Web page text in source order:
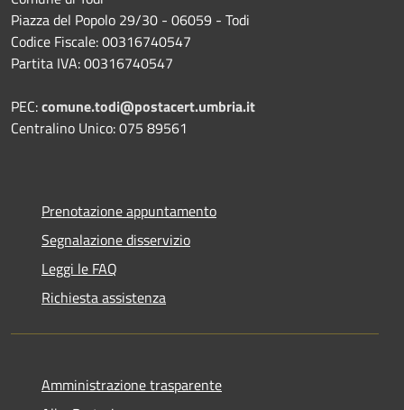
Piazza del Popolo 29/30 - 06059 - Todi
Codice Fiscale: 00316740547
Partita IVA: 00316740547
PEC:comune.todi@postacert.umbria.it
Centralino Unico: 075 89561
Prenotazione appuntamento
Segnalazione disservizio
Leggi le FAQ
Richiesta assistenza
Amministrazione trasparente